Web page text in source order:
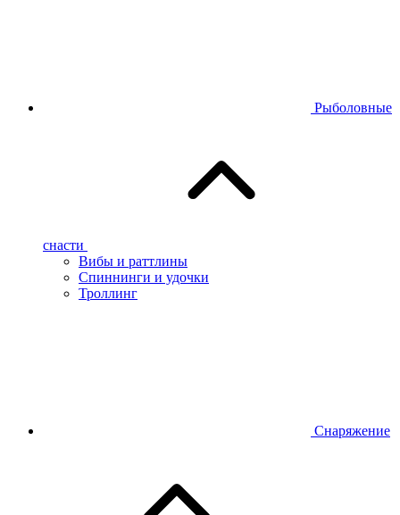
Рыболовные
снасти
Вибы и раттлины
Спиннинги и удочки
Троллинг
Снаряжение